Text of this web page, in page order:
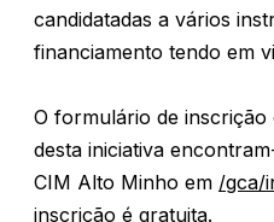
candidatadas a vários
financiamento tendo em
O formulário de
desta iniciativa
CIM Alto Minho em /gca/
inscrição é gratuita.